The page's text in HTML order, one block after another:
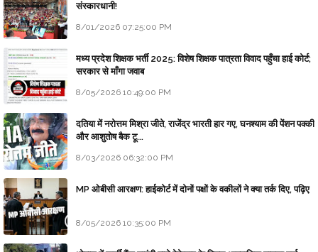
संस्कारधानी!
8/01/2026 07:25:00 PM
मध्य प्रदेश शिक्षक भर्ती 2025: विशेष शिक्षक पात्रता विवाद पहुँचा हाई कोर्ट;
सरकार से माँगा जवाब
8/05/2026 10:49:00 PM
दतिया में नरोत्तम मिश्रा जीते, राजेंद्र भारती हार गए, घनश्याम की पेंशन पक्की
और आशुतोष बैक टू...
8/03/2026 06:32:00 PM
MP ओबीसी आरक्षण: हाईकोर्ट में दोनों पक्षों के वकीलों ने क्या तर्क दिए, पढ़िए
8/05/2026 10:35:00 PM